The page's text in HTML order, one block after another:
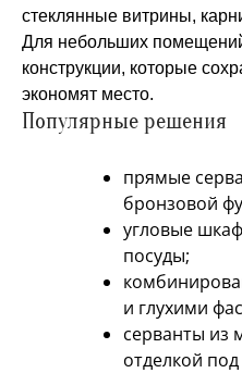
стеклянные витрины,
Для небольших
конструкции, которые
экономят место.
Популярные решения
прямые
бронзовой
угловые
посуды;
и глухими
серванты из
отделкой